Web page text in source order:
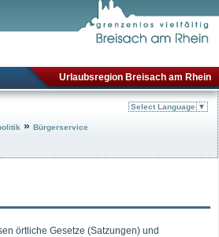
Urlaubsregion Breisach am Rhein
» Bürgerservice
Select Language ▼
örtliche Gesetze (Satzungen) und